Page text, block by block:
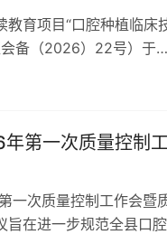
育项目“口腔种植临床
备（2026）22号）于
第一次质量控制
一次质量控制工作会暨
在进一步规范全县口腔